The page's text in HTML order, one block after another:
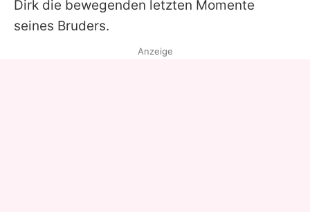
Dirk die bewegenden letzten Momente
seines Bruders.
Anzeige